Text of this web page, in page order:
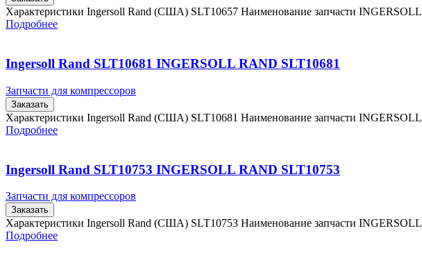
Характеристики Ingersoll Rand (США) SLT10657 Наименование запчасти
Подробнее
Ingersoll Rand SLT10681 INGERSOLL RAND SLT10681
Запчасти для компрессоров
Заказать
Характеристики Ingersoll Rand (США) SLT10681 Наименование запчасти
Подробнее
Ingersoll Rand SLT10753 INGERSOLL RAND SLT10753
Запчасти для компрессоров
Заказать
Характеристики Ingersoll Rand (США) SLT10753 Наименование запчасти
Подробнее